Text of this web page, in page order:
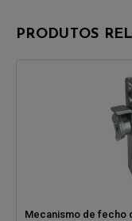
PRODUTOS
Mecanismo de fecho